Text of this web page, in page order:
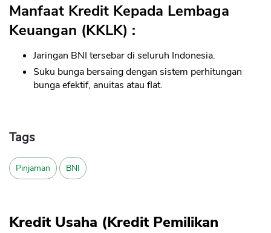
Manfaat Kredit Kepada Lembaga
Keuangan (KKLK) :
Jaringan BNI tersebar di seluruh Indonesia.
Suku bunga bersaing dengan sistem perhitungan
bunga efektif, anuitas atau flat.
Tags
Pinjaman BNI
Kredit Usaha (Kredit Pemilikan